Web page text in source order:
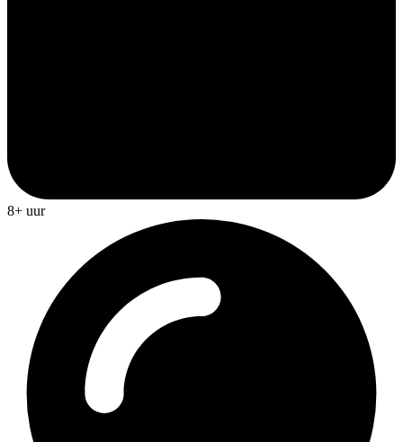
8+ uur